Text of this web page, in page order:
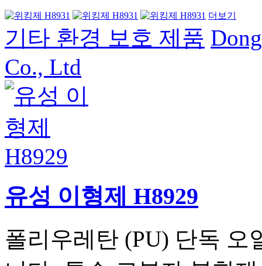
더보기
기타 환경 보호 제품
Co., Ltd
유성 이형제 H8929
폴리우레탄 (PU) 단독 오